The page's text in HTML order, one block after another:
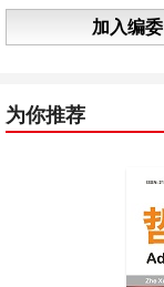
加入编委
为你推荐